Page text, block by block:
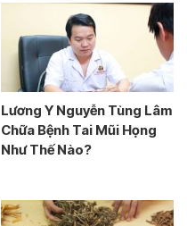
Lương Y Nguyễn Tùng Lâm
Chữa Bệnh Tai Mũi Họng
Như Thế Nào?